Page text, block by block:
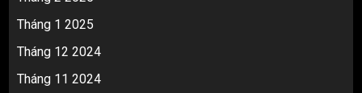
Tháng 1 2025
Tháng 12 2024
Tháng 11 2024